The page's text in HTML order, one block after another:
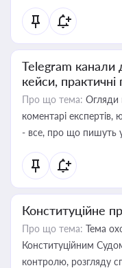
Telegram канали
кейси, практичні
Про що тема: Огляди
коментарі експертів,
- все, про що пишуть
Конституційне
Про що тема: Тема
Конституційним
контролю, розгляду